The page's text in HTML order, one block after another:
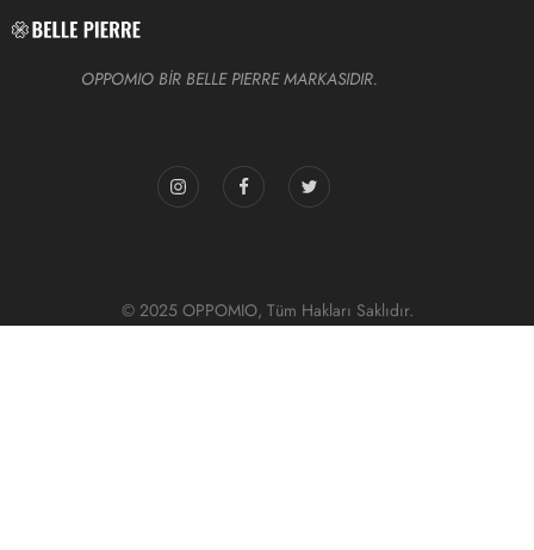
OPPOMIO BİR BELLE PIERRE MARKASIDIR.
© 2025 OPPOMIO, Tüm Hakları Saklıdır.